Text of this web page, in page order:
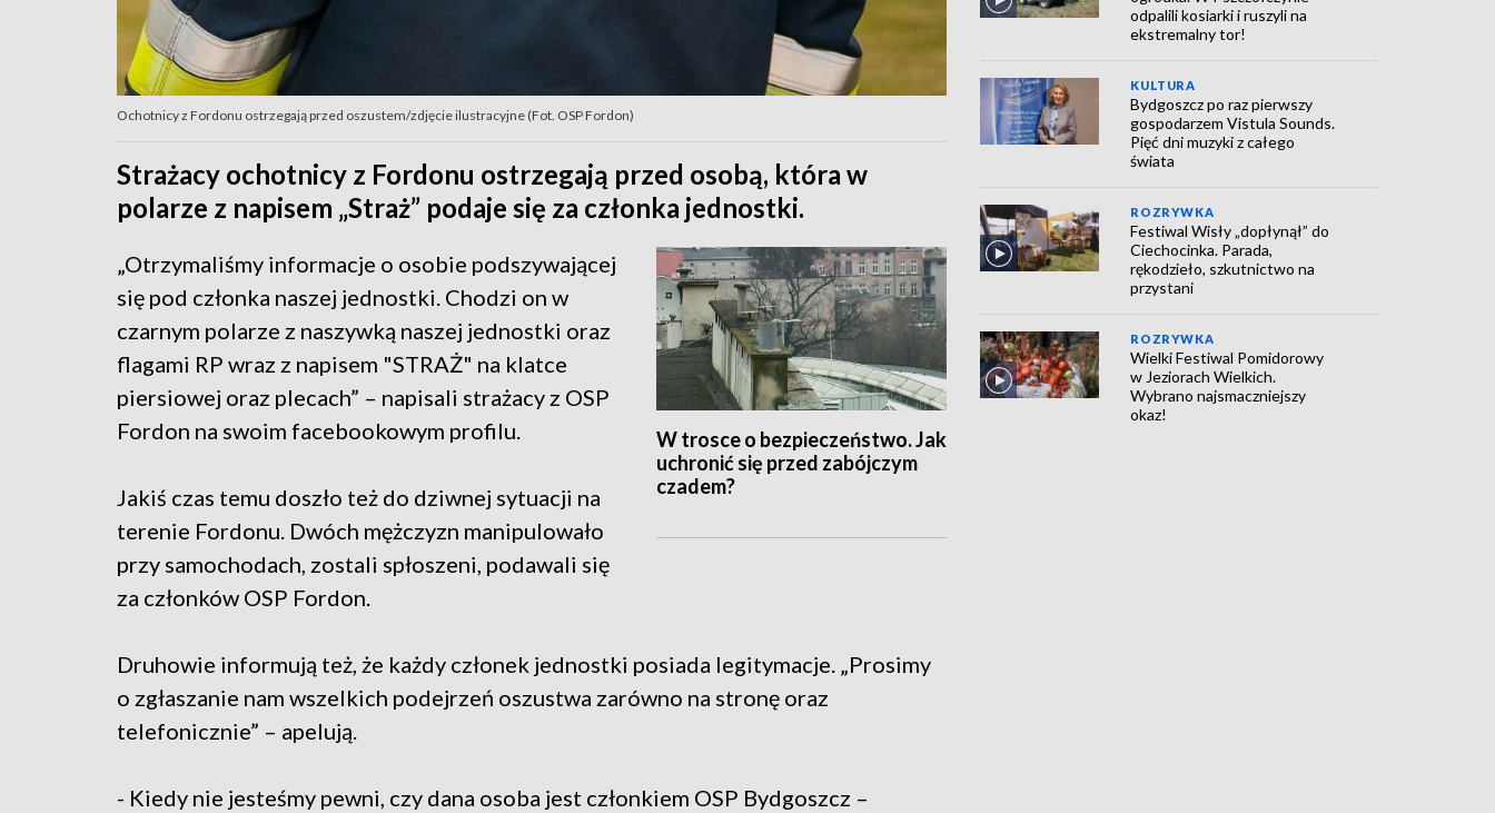
Ochotnicy z Fordonu ostrzegają przed oszustem/zdjęcie ilustracyjne (Fot. OSP Fordon)
Strażacy ochotnicy z Fordonu ostrzegają przed osobą, która w
polarze z napisem „Straż” podaje się za członka jednostki.
W trosce o bezpieczeństwo. Jak
uchronić się przed zabójczym
czadem?
„Otrzymaliśmy informacje o osobie podszywającej
się pod członka naszej jednostki. Chodzi on w
czarnym polarze z naszywką naszej jednostki oraz
flagami RP wraz z napisem "STRAŻ" na klatce
piersiowej oraz plecach” – napisali strażacy z OSP
Fordon na swoim facebookowym profilu.
Jakiś czas temu doszło też do dziwnej sytuacji na
terenie Fordonu. Dwóch mężczyzn manipulowało
przy samochodach, zostali spłoszeni, podawali się
za członków OSP Fordon.
Druhowie informują też, że każdy członek jednostki posiada legitymacje. „Prosimy
o zgłaszanie nam wszelkich podejrzeń oszustwa zarówno na stronę oraz
telefonicznie” – apelują.
- Kiedy nie jesteśmy pewni, czy dana osoba jest członkiem OSP Bydgoszcz –
odpalili kosiarki i ruszyli na
ekstremalny tor!
KULTURA
Bydgoszcz po raz pierwszy
gospodarzem Vistula Sounds.
Pięć dni muzyki z całego
świata
ROZRYWKA
Festiwal Wisły „dopłynął” do
Ciechocinka. Parada,
rękodzieło, szkutnictwo na
przystani
ROZRYWKA
Wielki Festiwal Pomidorowy
w Jeziorach Wielkich.
Wybrano najsmaczniejszy
okaz!